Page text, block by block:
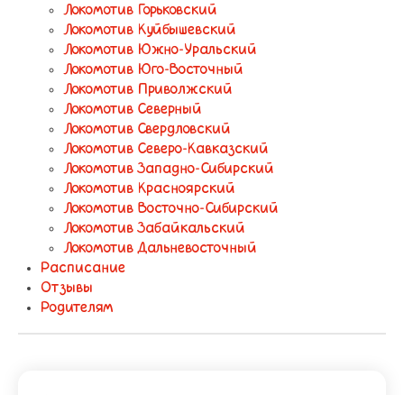
Локомотив Горьковский
Локомотив Куйбышевский
Локомотив Южно-Уральский
Локомотив Юго-Восточный
Локомотив Приволжский
Локомотив Северный
Локомотив Свердловский
Локомотив Северо-Кавказский
Локомотив Западно-Сибирский
Локомотив Красноярский
Локомотив Восточно-Сибирский
Локомотив Забайкальский
Локомотив Дальневосточный
Расписание
Отзывы
Родителям